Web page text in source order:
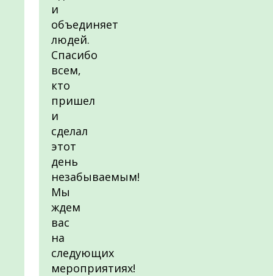
и
объединяет
людей.
Спасибо
всем,
кто
пришел
и
сделал
этот
день
незабываемым!
Мы
ждем
вас
на
следующих
мероприятиях!